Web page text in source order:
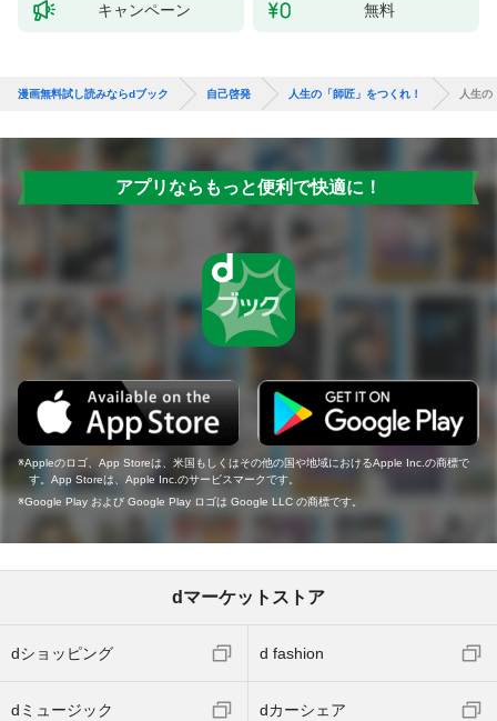
キャンペーン 無料
漫画無料試し読みならdブック 自己啓発 人生の「師匠」をつくれ！ 人生の
アプリならもっと便利で快適に！
Appleのロゴ、App Storeは、米国もしくはその他の国や地域におけるApple Inc.の商標で
す。App Storeは、Apple Inc.のサービスマークです。
Google Play および Google Play ロゴは Google LLC の商標です。
dマーケットストア
dショッピング d fashion
dミュージック dカーシェア